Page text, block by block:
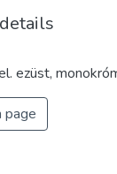
ezüst,
page